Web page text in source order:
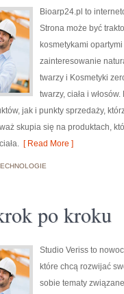
Bioarp24.pl to
Strona może być
kosmetykami
zainteresowanie
twarzy i Kosmetyki
twarzy, ciała i
jak i punkty sprzedaży,
skupia się na produktach,
[ Read More ]
po kroku
Studio Veriss to
które chcą rozwijać
sobie tematy